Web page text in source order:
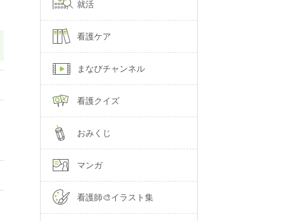
就活
看護ケア
まなびチャンネル
看護クイズ
おみくじ
マンガ
看護師🎨イラスト集